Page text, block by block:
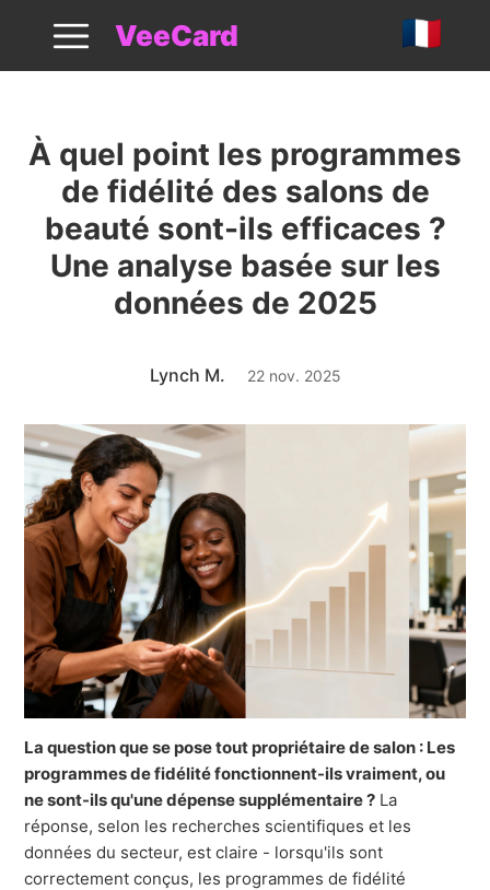
VeeCard
À quel point les programmes
de fidélité des salons de
beauté sont-ils efficaces ?
Une analyse basée sur les
données de 2025
Lynch M. 22 nov. 2025
La question que se pose tout propriétaire de salon : Les
programmes de fidélité fonctionnent-ils vraiment, ou
ne sont-ils qu'une dépense supplémentaire ? La
réponse, selon les recherches scientifiques et les
données du secteur, est claire - lorsqu'ils sont
correctement conçus, les programmes de fidélité